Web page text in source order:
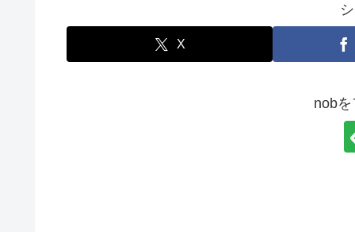
X
nob